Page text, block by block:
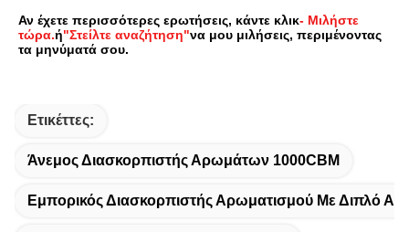
Αν έχετε περισσότερες ερωτήσεις, κάντε κλικ- Μιλήστε
τώρα.ή"Στείλτε αναζήτηση"να μου μιλήσεις, περιμένοντας
τα μηνύματά σου.
Ετικέττες:
Άνεμος Διασκορπιστής Αρωμάτων 1000CBM
Εμπορικός Διασκορπιστής Αρωματισμού Με Διπλό